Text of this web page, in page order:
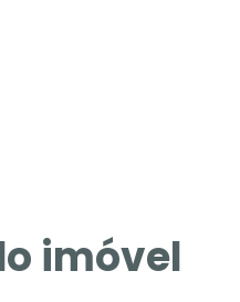
imóvel